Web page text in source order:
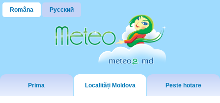
Româna Русский
Prima Localități Moldova Peste hotare